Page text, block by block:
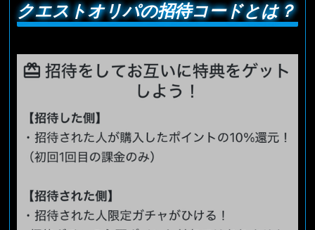
クエストオリパの招待コードとは？